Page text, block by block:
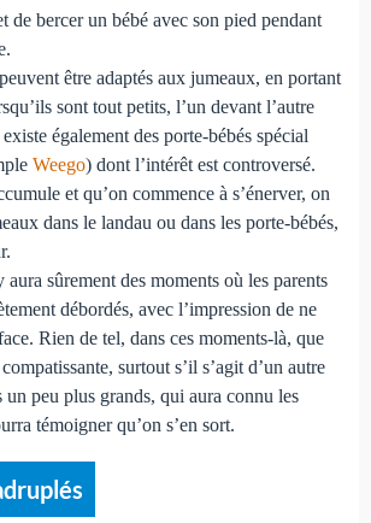
de bercer un bébé avec son pied pendant
être adaptés aux jumeaux, en portant
sont tout petits, l’un devant l’autre
également des porte-bébés spécial
Weego) dont l’intérêt est controversé.
et qu’on commence à s’énerver, on
dans le landau ou dans les porte-bébés,
sûrement des moments où les parents
débordés, avec l’impression de ne
Rien de tel, dans ces moments-là, que
surtout s’il s’agit d’un autre
un peu plus grands, qui aura connu les
témoigner qu’on s’en sort.